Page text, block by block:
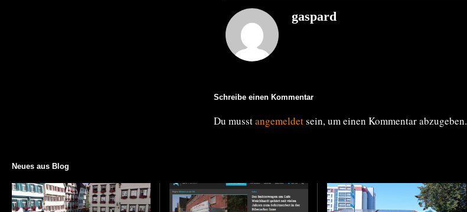
gaspard
Schreibe einen Kommentar
Du musstangemeldetsein, um einen Kommentar abzugeben.
Neues aus Blog